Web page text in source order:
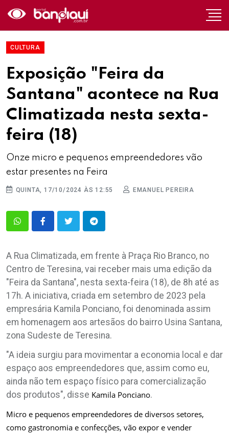
CULTURA
Exposição "Feira da
Santana" acontece na Rua
Climatizada nesta sexta-
feira (18)
Onze micro e pequenos empreendedores vão
estar presentes na Feira
QUINTA, 17/10/2024 ÀS 12:55 EMANUEL PEREIRA
A Rua Climatizada, em frente à Praça Rio Branco, no
Centro de Teresina, vai receber mais uma edição da
"Feira da Santana", nesta sexta-feira (18), de 8h até as
17h. A iniciativa, criada em setembro de 2023 pela
empresária Kamila Ponciano, foi denominada assim
em homenagem aos artesãos do bairro Usina Santana,
zona Sudeste de Teresina.
"A ideia surgiu para movimentar a economia local e dar
espaço aos empreendedores que, assim como eu,
ainda não tem espaço físico para comercialização
dos produtos", disse Kamila Ponciano.
Micro e pequenos empreendedores de diversos setores,
como gastronomia e confecções, vão expor e vender